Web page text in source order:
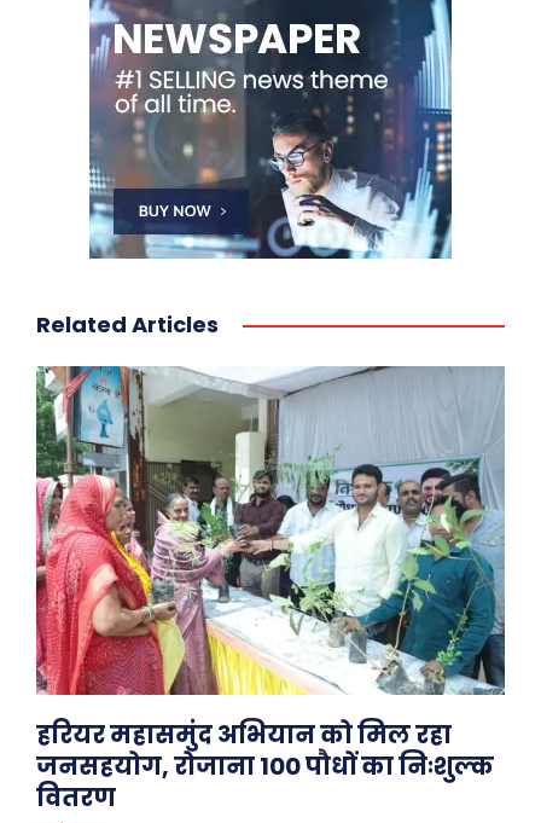
Related Articles
हरियर महासमुंद अभियान को मिल रहा
जनसहयोग, रोजाना 100 पौधों का निःशुल्क
वितरण